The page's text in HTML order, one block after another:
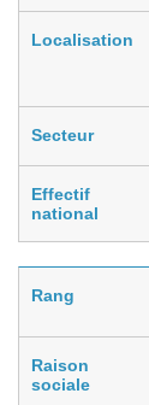
Localisation
Secteur
Effectif
national
Rang
Raison
sociale